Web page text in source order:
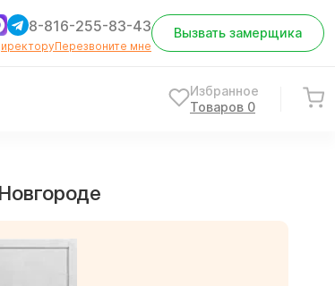
8-816-255-83-43
Перезвоните мне
Вызвать замерщика
Избранное
Товаров 0